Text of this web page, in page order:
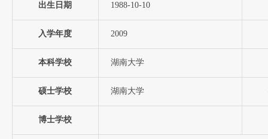
出生日期 1988-10-10
入学年度 2009
本科学校 湖南大学
硕士学校 湖南大学
博士学校